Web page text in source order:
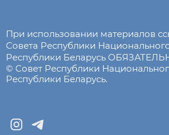
При использовании материалов
Совета Республики
Республики Беларусь
© Совет Республики
Республики Беларусь.